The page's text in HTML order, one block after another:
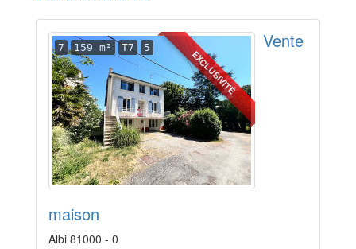
EXCLUSIVITÉ
7 159 m² T7 5 Vente
maison
Albi 81000 - 0